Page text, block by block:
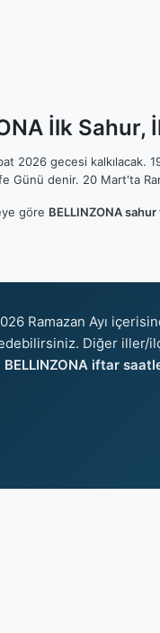
İlk Sahur,
2026 gecesi kalkılacak.
Günü denir. 20 Mart'ta
göre BELLINZONA sahur
Ramazan Ayı
Diğer iller/
BELLINZONA iftar